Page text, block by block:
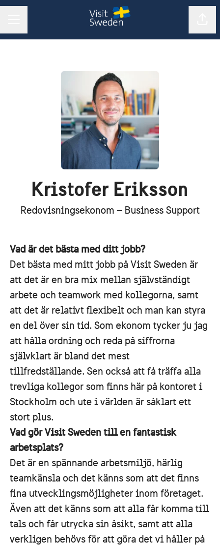
Kristofer Eriksson
Redovisningsekonom – Business Support
Vad är det bästa med ditt jobb?
Det bästa med mitt jobb på Visit Sweden är
att det är en bra mix mellan självständigt
arbete och teamwork med kollegorna, samt
att det är relativt flexibelt och man kan styra
en del över sin tid. Som ekonom tycker ju jag
att hålla ordning och reda på siffrorna
självklart är bland det mest
tillfredställande. Sen också att få träffa alla
trevliga kollegor som finns här på kontoret i
Stockholm och ute i världen är såklart ett
stort plus.
Vad gör Visit Sweden till en fantastisk
arbetsplats?
Det är en spännande arbetsmiljö, härlig
teamkänsla och det känns som att det finns
fina utvecklingsmöjligheter inom företaget.
Även att det känns som att alla får komma till
tals och får utrycka sin åsikt, samt att alla
verkligen behövs för att göra det vi håller på